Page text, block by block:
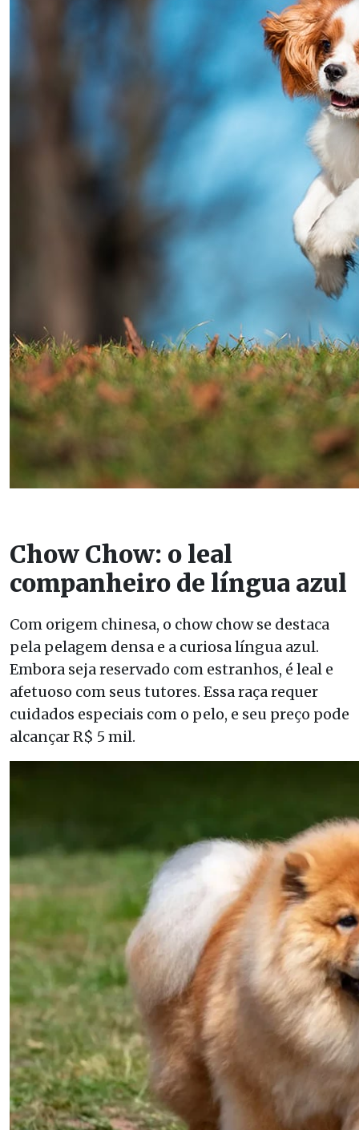
Chow Chow: o leal
companheiro de língua azul
Com origem chinesa, o chow chow se destaca
pela pelagem densa e a curiosa língua azul.
Embora seja reservado com estranhos, é leal e
afetuoso com seus tutores. Essa raça requer
cuidados especiais com o pelo, e seu preço pode
alcançar R$ 5 mil.